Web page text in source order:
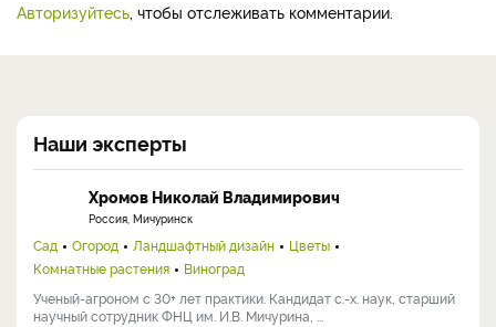
Авторизуйтесь, чтобы отслеживать комментарии.
Наши эксперты
Хромов Николай Владимирович
Россия, Мичуринск
Сад Огород Ландшафтный дизайн
Цветы
Комнатные растения
Виноград
Ученый-агроном с 30+ лет практики. Кандидат с.-х. наук, старший
научный сотрудник ФНЦ им. И.В. Мичурина, ...